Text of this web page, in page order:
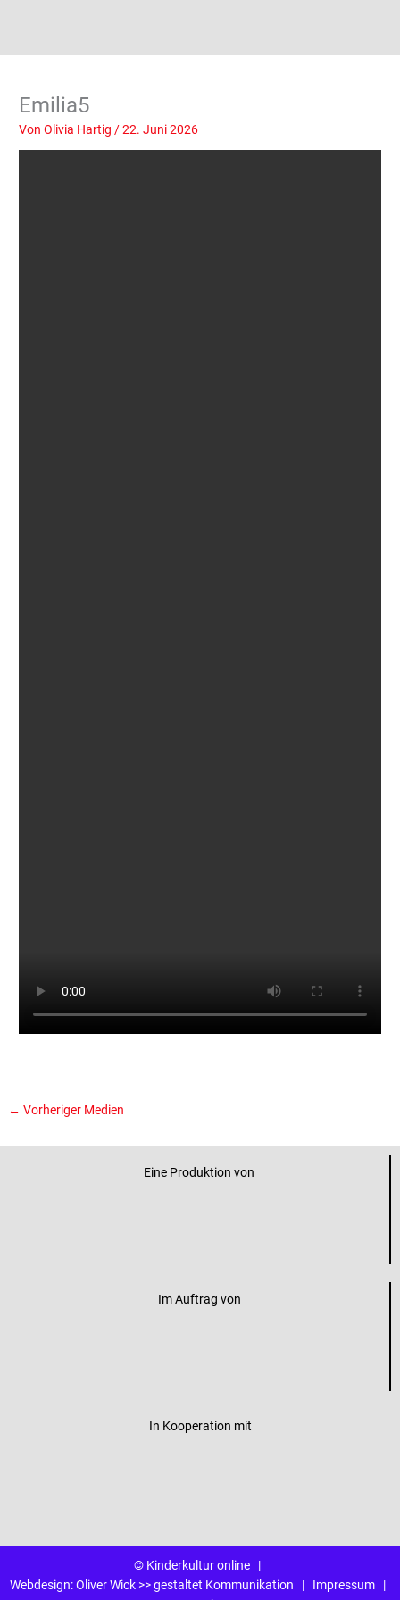
Emilia5
VonOlivia Hartig/22. Juni 2026
← Vorheriger Medien
Eine Produktion von
Im Auftrag von
In Kooperation mit
© Kinderkultur online |
Webdesign:Oliver Wick >> gestaltet Kommunikation | Impressum|